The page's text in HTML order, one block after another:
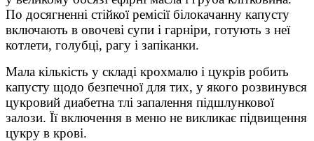
По досягненні стійкої ремісії білокачанну капусту
включають в овочеві супи і гарніри, готують з неї
котлети, голубці, рагу і запіканки.
Мала кількість у складі крохмалю і цукрів робить
капусту щодо безпечної для тих, у якого розвинувся
цукровий диабетна тлі запалення підшлункової
залози. Її включення в меню не викликає підвищення
цукру в крові.